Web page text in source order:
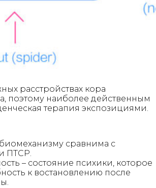
расстройствах кора
поэтому наиболее действенным
терапия экспозициями.
сравнима с
ПТСР.
– состояние психики, которое
к востановлению после